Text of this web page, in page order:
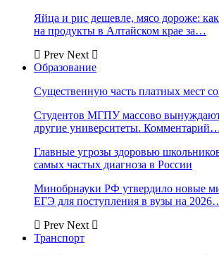
Яйца и рис дешевле, мясо дороже:
на продукты в Алтайском крае за…
Prev Next
Образование
Существенную часть платных мест
Студентов МГПУ массово вынуждают
другие университеты.
Главные угрозы здоровью
самых частых диагноза в России
Минобрнауки РФ утвердило новые
ЕГЭ для поступления в вузы на
Prev Next
Транспорт